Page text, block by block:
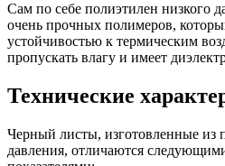
Сам по себе полиэтилен низкого
очень прочных полимеров,
устойчивостью к термическим
пропускать влагу и имеет
Технические
Черный листы, изготовленные из
давления, отличаются